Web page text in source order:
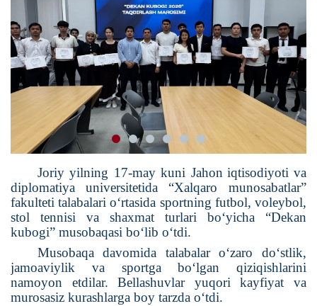
Joriy yilning 17-maykuni Jahon iqtisodiyoti va
diplomatiya
universitetida “Xalqaro munosabatlar”
fakulteti talabalari o‘rtasida sportning futbol, voleybol,
stol tennisi va shaxmat turlari bo‘yicha “Dekan
kubogi” musobaqasi bo‘lib o‘tdi.
Musobaqa davomida talabalar o‘zaro do‘stlik,
jamoaviylik va sportga bo‘lgan qiziqishlarini
namoyon etdilar. Bellashuvlar yuqori kayfiyat va
murosasiz kurashlarga boy tarzda o‘tdi.